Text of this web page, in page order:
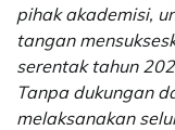
pihak akademisi,
tangan
serentak tahun
Tanpa dukungan
melaksanakan